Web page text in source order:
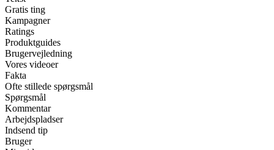
Gratis ting
Kampagner
Ratings
Produktguides
Brugervejledning
Vores videoer
Fakta
Ofte stillede spørgsmål
Spørgsmål
Kommentar
Arbejdspladser
Indsend tip
Bruger